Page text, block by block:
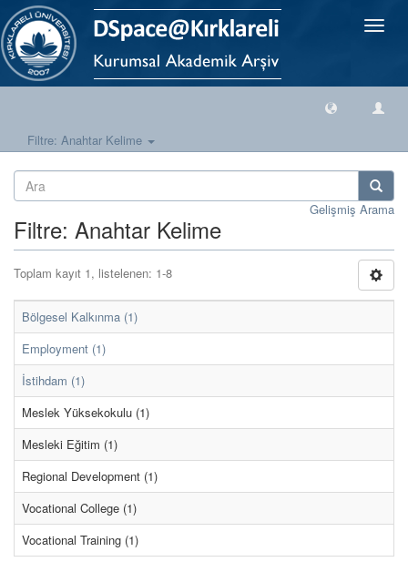
Geçiş
Filtre: Anahtar Kelime
Gelişmiş Arama
Filtre: Anahtar Kelime
Toplam kayıt 1, listelenen: 1-8
Bölgesel Kalkınma (1)
Employment (1)
İstihdam (1)
Meslek Yüksekokulu (1)
Mesleki Eğitim (1)
Regional Development (1)
Vocational College (1)
Vocational Training (1)